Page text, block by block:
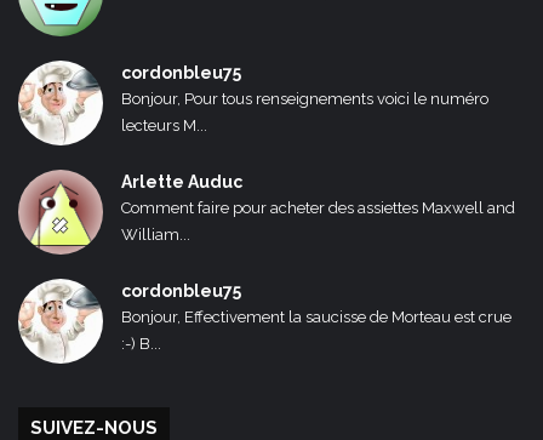
cordonbleu75
Bonjour, Pour tous renseignements voici le numéro
lecteurs M...
Arlette Auduc
Comment faire pour acheter des assiettes Maxwell and
William...
cordonbleu75
Bonjour, Effectivement la saucisse de Morteau est crue
:-) B...
SUIVEZ-NOUS